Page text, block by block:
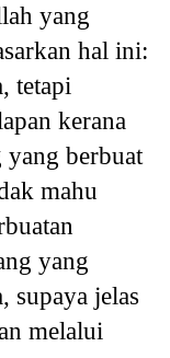
yang
hal ini:
tetapi
kerana
yang berbuat
mahu
yang
supaya jelas
melalui